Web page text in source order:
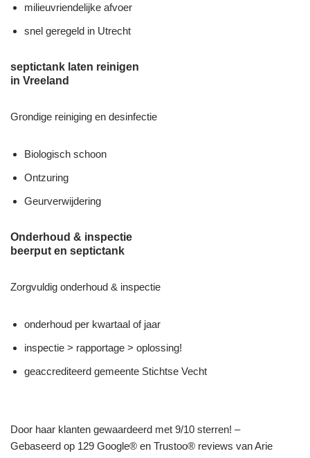
milieuvriendelijke afvoer
snel geregeld in Utrecht
septictank laten reinigen
in Vreeland
Grondige reiniging en desinfectie
Biologisch schoon
Ontzuring
Geurverwijdering
Onderhoud & inspectie
beerput en septictank
Zorgvuldig onderhoud & inspectie
onderhoud per kwartaal of jaar
inspectie > rapportage > oplossing!
geaccrediteerd gemeente Stichtse Vecht
Door haar klanten gewaardeerd met 9/10 sterren! –
Gebaseerd op 129 Google® en Trustoo® reviews van Arie